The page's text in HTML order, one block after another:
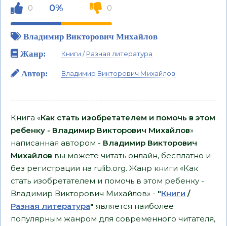
0 0% 0
Владимир Викторович Михайлов
Жанр:
Книги /Разная литература
Автор: Владимир Викторович Михайлов
Книга «Как стать изобретателем и помочь в этом
ребенку - Владимир Викторович Михайлов»
написанная автором - Владимир Викторович
Михайлов вы можете читать онлайн, бесплатно и
без регистрации на rulib.org. Жанр книги «Как
стать изобретателем и помочь в этом ребенку -
Владимир Викторович Михайлов» - "Книги /
Разная литература" является наиболее
популярным жанром для современного читателя,